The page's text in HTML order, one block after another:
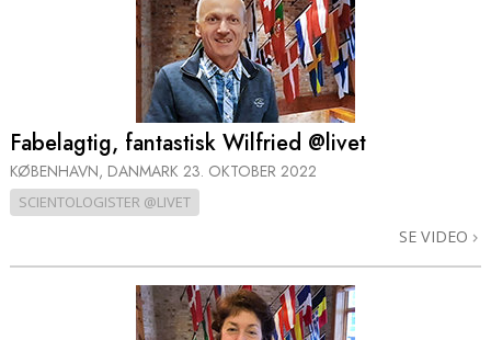
Fabelagtig, fantastisk Wilfried @livet
KØBENHAVN, DANMARK 23. OKTOBER 2022
SCIENTOLOGISTER @LIVET
SE VIDEO